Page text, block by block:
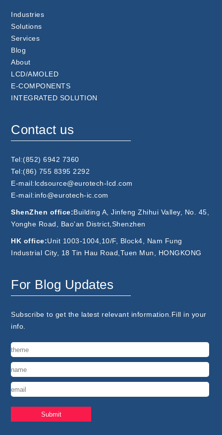
Industries
Solutions
Services
Blog
About
LCD/AMOLED
E-COMPONENTS
INTEGRATED SOLUTION
Contact us
Tel:(852) 6942 7360
Tel:(86) 755 8395 2292
E-mail:lcdsource@eurotech-lcd.com
E-mail:info@eurotech-ic.com
ShenZhen office:Building A, Jinfeng Zhihui Valley, No. 45,
Yonghe Road, Bao'an District,Shenzhen
HK office:Unit 1003-1004,10/F, Block4, Nam Fung
Industrial City, 18 Tin Hau Road,Tuen Mun, HONGKONG
For Blog Updates
Subscribe to get the latest relevant information.Fill in your
info.